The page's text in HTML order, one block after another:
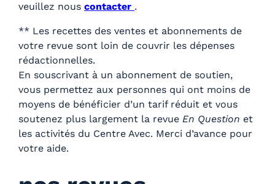
veuillez nous contacter .
** Les recettes des ventes et abonnements de
votre revue sont loin de couvrir les dépenses
rédactionnelles.
En souscrivant à un abonnement de soutien,
vous permettez aux personnes qui ont moins de
moyens de bénéficier d’un tarif réduit et vous
soutenez plus largement la revue En Question et
les activités du Centre Avec. Merci d’avance pour
votre aide.